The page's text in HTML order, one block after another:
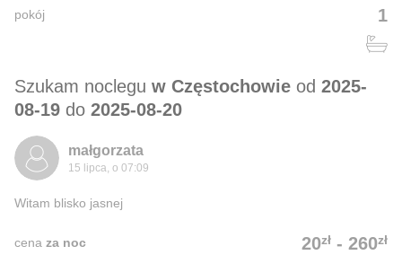
1
pokój
Szukam noclegu w Częstochowie od 2025-
08-19 do 2025-08-20
małgorzata
15 lipca, o 07:09
Witam blisko jasnej
20zł - 260zł
cena za noc